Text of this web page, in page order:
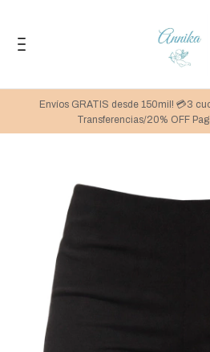
Envíos GRATIS desde 150mil! 💳3
Transferencias/20% OFF